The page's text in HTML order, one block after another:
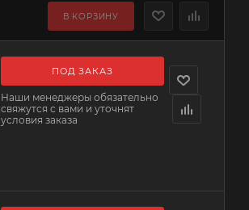
В КОРЗИНУ
ПОД ЗАКАЗ
Наши менеджеры обязательно
свяжутся с вами и уточнят
условия заказа